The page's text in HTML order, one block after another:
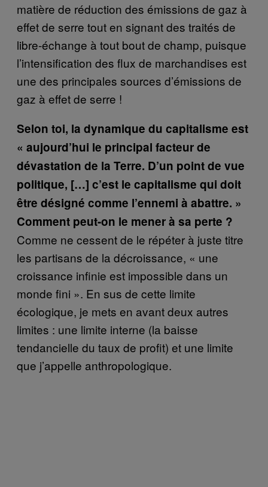
matière de réduction des émissions de gaz à
effet de serre tout en signant des traités de
libre-échange à tout bout de champ, puisque
l’intensification des flux de marchandises est
une des principales sources d’émissions de
gaz à effet de serre !
Selon toi, la dynamique du capitalisme est
« aujourd’hui le principal facteur de
dévastation de la Terre. D’un point de vue
politique, […] c’est le capitalisme qui doit
être désigné comme l’ennemi à abattre. »
Comment peut-on le mener à sa perte ?
Comme ne cessent de le répéter à juste titre
les partisans de la décroissance, « une
croissance infinie est impossible dans un
monde fini ». En sus de cette limite
écologique, je mets en avant deux autres
limites : une limite interne (la baisse
tendancielle du taux de profit) et une limite
que j’appelle anthropologique.